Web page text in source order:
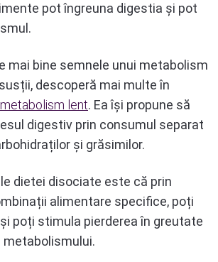
pot îngreuna digestia și pot
mai bine semnele unui metabolism
descoperă mai multe în
metabolism lent. Ea își propune să
digestiv prin consumul separat
și grăsimilor.
dietei disociate este că prin
alimentare specifice, poți
poți stimula pierderea în greutate
metabolismului.